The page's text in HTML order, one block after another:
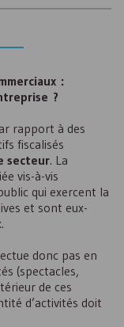
:
?
rapport à des
fiscalisés
secteur. La
vis-à-vis
qui exercent la
et sont eux-
donc pas en
(spectacles,
de ces
d’activités doit